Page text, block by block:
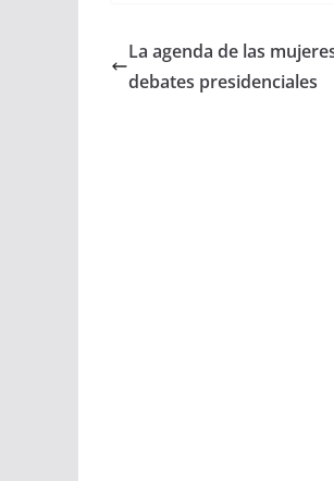
La agenda de las
debates presidenciales